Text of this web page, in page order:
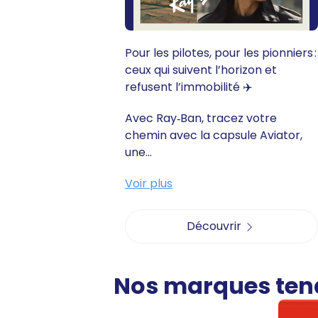
Pour les pilotes, pour les pionniers :
ceux qui suivent l’horizon et
refusent l’immobilité ✈️
Avec Ray‑Ban, tracez votre
chemin avec la capsule Aviator,
une...
Voir plus
Découvrir
Nos marques